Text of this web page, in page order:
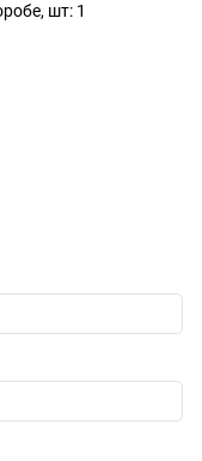
шт: 1